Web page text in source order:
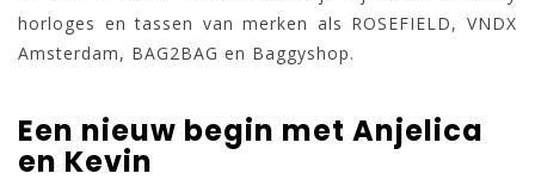
horloges en tassen van merken als ROSEFIELD, VNDX
Amsterdam, BAG2BAG en Baggyshop.
Een nieuw begin met Anjelica
en Kevin